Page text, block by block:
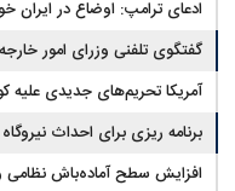
ادعای ترامپ: اوضاع در
گفتگوی تلفنی وزرای امور
آمریکا تحریم‌های جدیدی علیه
برنامه ریزی برای احداث
آب در مازندران
افزایش سطح آماده‌باش نظامی